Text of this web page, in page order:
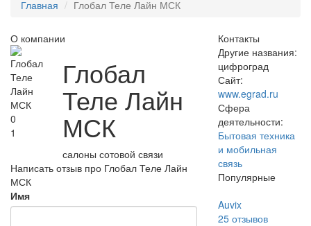
Главная Глобал Теле Лайн МСК
О компании
0
1
Глобал
Теле Лайн
МСК
салоны сотовой связи
Написать отзыв про Глобал Теле Лайн
МСК
Имя
Контакты
Другие названия:
цифроград
Сайт:
www.egrad.ru
Сфера
деятельности:
Бытовая техника
и мобильная
связь
Популярные
Auvix
25отзывов